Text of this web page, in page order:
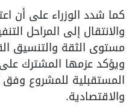
شدد الوزراء على أن
إلى المراحل
الثقة والتنسيق
عزمها المشترك على
للمشروع وفق